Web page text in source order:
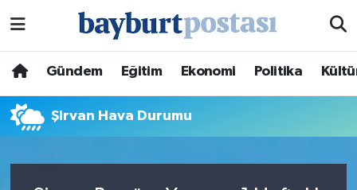
Gündem Eğitim Ekonomi Politika
Şirvan Hava Durumu
Hava Durumu